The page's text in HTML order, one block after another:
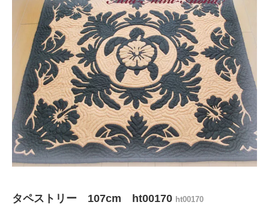
タペストリー 107cm ht00170 ht00170